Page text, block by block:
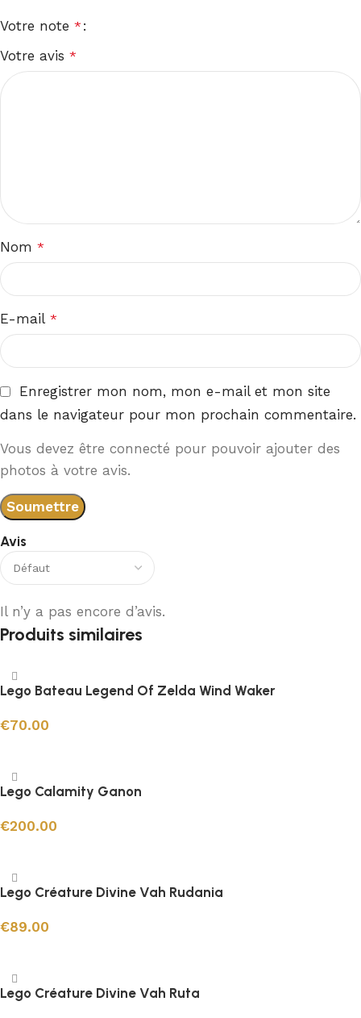
Avis
Il n’y a pas encore d’avis.
Votre note *
Votre avis *
Nom *
E-mail *
Enregistrer mon nom, mon e-mail et mon site
dans le navigateur pour mon prochain commentaire.
Vous devez être connecté pour pouvoir ajouter des
photos à votre avis.
Produits similaires
Lego Bateau Legend Of Zelda Wind Waker
€70.00
Lego Calamity Ganon
€200.00
Lego Créature Divine Vah Rudania
€89.00
Lego Créature Divine Vah Ruta